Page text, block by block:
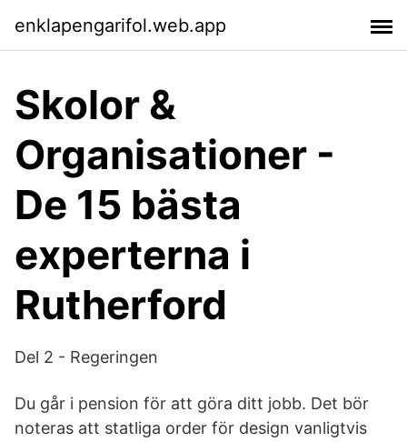
enklapengarifol.web.app
Skolor &
Organisationer -
De 15 bästa
experterna i
Rutherford
Del 2 - Regeringen
Du går i pension för att göra ditt jobb. Det bör
noteras att statliga order för design vanligtvis